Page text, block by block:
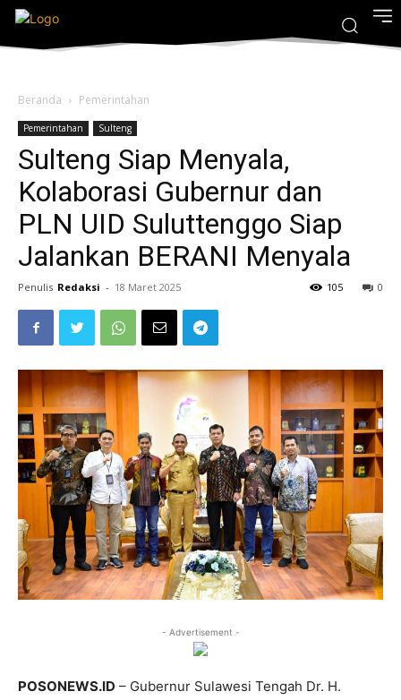
Beranda Pemerintahan
Pemerintahan Sulteng
Sulteng Siap Menyala,
Kolaborasi Gubernur dan
PLN UID Suluttenggo Siap
Jalankan BERANI Menyala
Penulis Redaksi - 18 Maret 2025 0
105
- Advertisement -
POSONEWS.ID – Gubernur Sulawesi Tengah Dr. H.